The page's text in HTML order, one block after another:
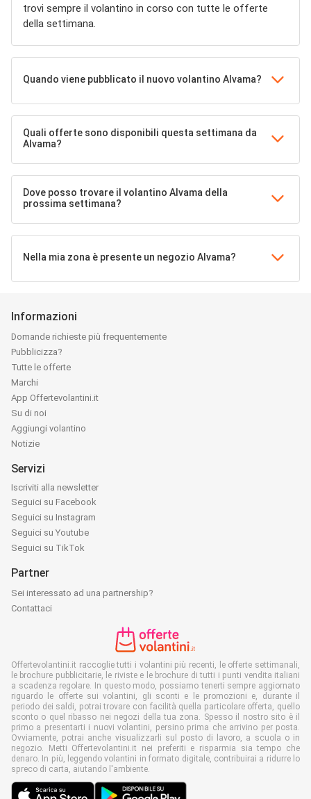
trovi sempre il volantino in corso con tutte le offerte
della settimana.
Quando viene pubblicato il nuovo volantino Alvama?
Quali offerte sono disponibili questa settimana da
Alvama?
Dove posso trovare il volantino Alvama della
prossima settimana?
Nella mia zona è presente un negozio Alvama?
Informazioni
Domande richieste più frequentemente
Pubblicizza?
Tutte le offerte
Marchi
App Offertevolantini.it
Su di noi
Aggiungi volantino
Notizie
Servizi
Iscriviti alla newsletter
Seguici su Facebook
Seguici su Instagram
Seguici su Youtube
Seguici su TikTok
Partner
Sei interessato ad una partnership?
Contattaci
Offertevolantini.it raccoglie tutti i volantini più recenti, le offerte settimanali,
le brochure pubblicitarie, le riviste e le brochure di tutti i punti vendita italiani
a scadenza regolare. In questo modo, possiamo tenerti sempre aggiornato
riguardo le offerte sui volantini, gli sconti e le promozioni e, durante il
periodo dei saldi, potrai trovare con facilità quella particolare offerta, quello
sconto o quel ribasso nei negozi della tua zona. Spesso il nostro sito è il
primo a presentarti i nuovi volantini, persino prima che arrivino per posta.
Ovviamente, potrai anche visualizzarli sul posto di lavoro, a scuola o in
negozio. Metti Offertevolantini.it nei preferiti e risparmia sia tempo che
denaro. In più, leggendo volantini in formato digitale, contribuirai a ridurre lo
spreco di carta, aiutando l'ambiente.